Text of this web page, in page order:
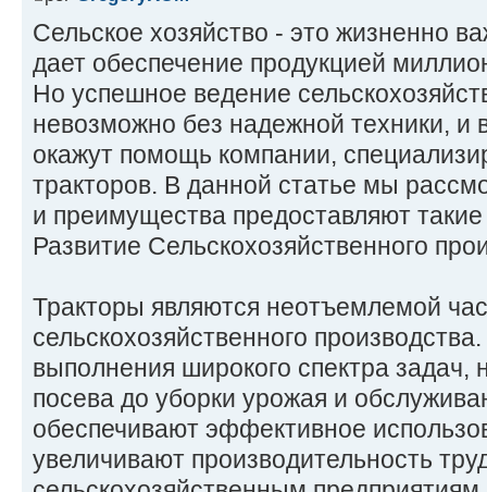
Сельское хозяйство - это жизненно
дает обеспечение продукцией
Но успешное ведение
невозможно без надежной техники, и
окажут помощь компании,
тракторов. В данной статье мы
и преимущества предоставляют
Развитие Сельскохозяйственного
Тракторы являются неотъемлемой
сельскохозяйственного
выполнения широкого спектра задач,
посева до уборки урожая и
обеспечивают эффективное
увеличивают производительность